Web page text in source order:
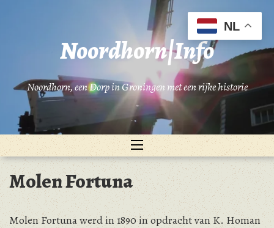
Noordhorn|Info
Noordhorn, een Dorp in Groningen met een rijke historie
Molen Fortuna
Molen Fortuna werd in 1890 in opdracht van K. Homan
NL